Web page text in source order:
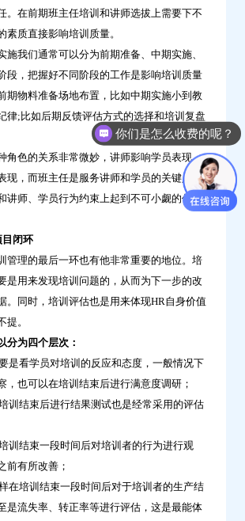
。在前期班主任培训和讲师选拔上需要下不
素质直接影响培训质量。
施我们通常可以分为前期准备、中期实施、
段，把握好不同阶段的工作是影响培训质量
期物料准备场地布置，比如中期实施小到教
律;比如后期反馈评估方式的选择和培训复盘
角色的关系非常微妙，讲师影响学员表现，
现，而班主任是服务讲师和学员的关键人
讲师、学员行为约束上起到不可小觑的作
目闭环
管理的最后一环也有他非常重要的地位。培
是用来发现培训问题的，从而为下一步的改
。同时，培训评估也是用来体现HR自身价值
提。
分为四个层次：
是看学员对培训的反应和态度，一般情况下
，也可以在培训结束后进行满意度调研；
训结束后进行结果测试也是经常采用的评估
训结束一段时间后对培训者的行为进行观
前有所改善；
在培训结束一段时间后对于培训者的生产结
是流失率、转正率等进行评估，这是最能体
你们是怎么收费的呢？